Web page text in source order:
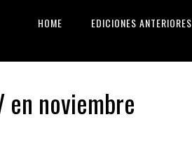
HOME EDICIONES ANTERIORES
en noviembre